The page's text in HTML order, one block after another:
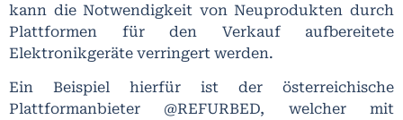
kann die Notwendigkeit von Neuprodukten durch
Plattformen für den Verkauf aufbereitete
Elektronikgeräte verringert werden.
Ein Beispiel hierfür ist der österreichische
Plattformanbieter @REFURBED, welcher mit